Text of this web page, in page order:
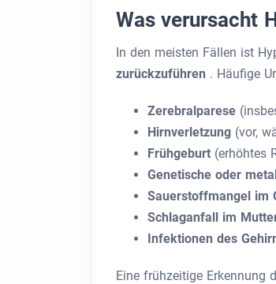
Was verursacht
In den meisten Fällen ist
zurückzuführen . Häufige
Zerebralparese
Hirnverletzung (vor,
Frühgeburt (erhöhtes
Genetische oder
Sauerstoffmangel im
Schlaganfall im
Infektionen des
Eine frühzeitige Erkennung